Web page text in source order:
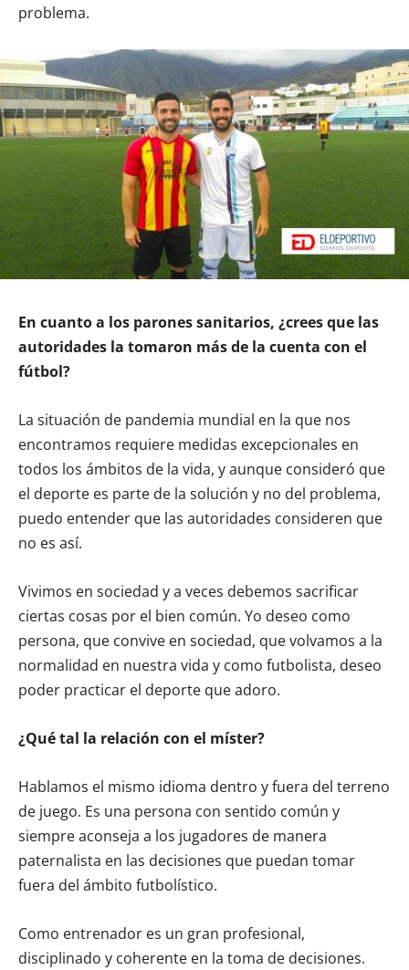
problema.
En cuanto a los parones sanitarios, ¿crees que las
autoridades la tomaron más de la cuenta con el
fútbol?
La situación de pandemia mundial en la que nos
encontramos requiere medidas excepcionales en
todos los ámbitos de la vida, y aunque consideró que
el deporte es parte de la solución y no del problema,
puedo entender que las autoridades consideren que
no es así.
Vivimos en sociedad y a veces debemos sacrificar
ciertas cosas por el bien común. Yo deseo como
persona, que convive en sociedad, que volvamos a la
normalidad en nuestra vida y como futbolista, deseo
poder practicar el deporte que adoro.
¿Qué tal la relación con el míster?
Hablamos el mismo idioma dentro y fuera del terreno
de juego. Es una persona con sentido común y
siempre aconseja a los jugadores de manera
paternalista en las decisiones que puedan tomar
fuera del ámbito futbolístico.
Como entrenador es un gran profesional,
disciplinado y coherente en la toma de decisiones.